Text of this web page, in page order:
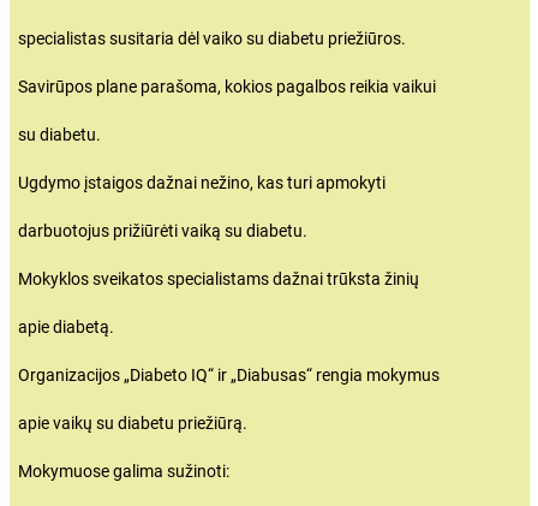
specialistas susitaria dėl vaiko su diabetu priežiūros.
Savirūpos plane parašoma, kokios pagalbos reikia vaikui
su diabetu.
Ugdymo įstaigos dažnai nežino, kas turi apmokyti
darbuotojus prižiūrėti vaiką su diabetu.
Mokyklos sveikatos specialistams dažnai trūksta žinių
apie diabetą.
Organizacijos „Diabeto IQ“ ir „Diabusas“ rengia mokymus
apie vaikų su diabetu priežiūrą.
Mokymuose galima sužinoti: